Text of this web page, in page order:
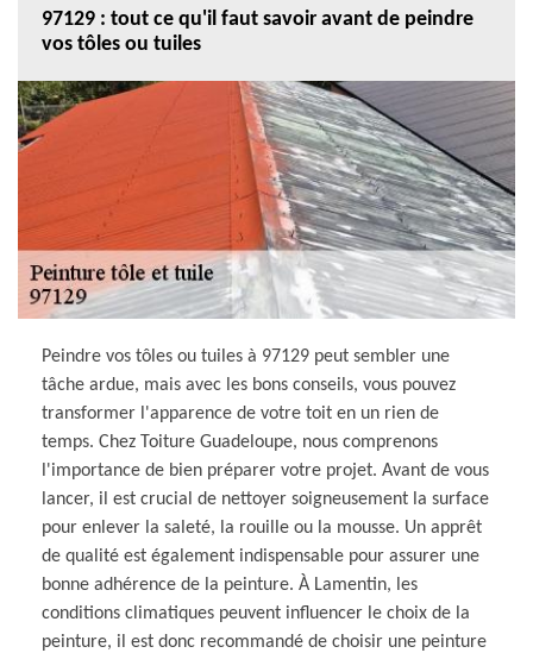
97129 : tout ce qu'il faut savoir avant de peindre
vos tôles ou tuiles
Peindre vos tôles ou tuiles à 97129 peut sembler une
tâche ardue, mais avec les bons conseils, vous pouvez
transformer l'apparence de votre toit en un rien de
temps. Chez Toiture Guadeloupe, nous comprenons
l'importance de bien préparer votre projet. Avant de vous
lancer, il est crucial de nettoyer soigneusement la surface
pour enlever la saleté, la rouille ou la mousse. Un apprêt
de qualité est également indispensable pour assurer une
bonne adhérence de la peinture. À Lamentin, les
conditions climatiques peuvent influencer le choix de la
peinture, il est donc recommandé de choisir une peinture